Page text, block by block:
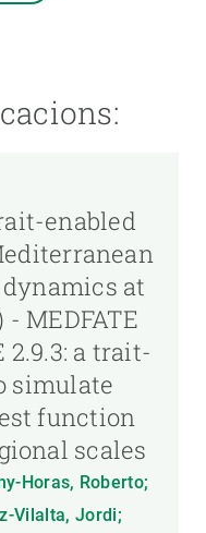
enabled
at
MEDFATE
2.9.3: a trait-
simulate
function
scales
Horas, Roberto;
Vilalta, Jordi;